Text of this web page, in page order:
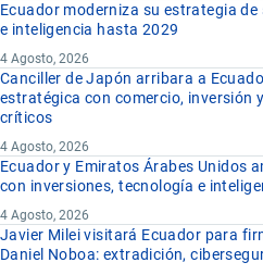
Ecuador moderniza su estrategia
e inteligencia hasta 2029
4 Agosto, 2026
Canciller de Japón arribara a
estratégica con comercio, inversión
críticos
4 Agosto, 2026
Ecuador y Emiratos Árabes Unidos
con inversiones, tecnología e
4 Agosto, 2026
Javier Milei visitará Ecuador para
Daniel Noboa: extradición,